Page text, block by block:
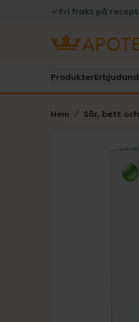
Fri frakt på
Produkter
Hem Sår, bett
Lista: .